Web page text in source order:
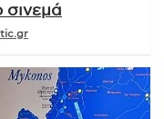
σινεμά